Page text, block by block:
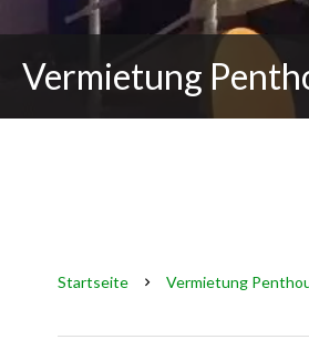
Vermietung
Startseite Vermietung